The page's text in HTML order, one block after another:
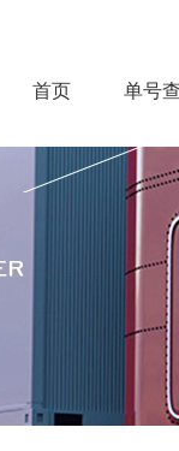
首页 单号